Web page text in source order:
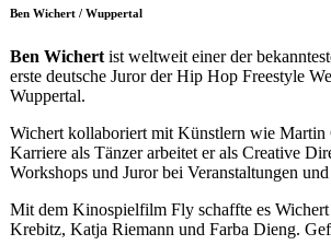
Ben Wichert / Wuppertal
Ben Wichert ist weltweit einer der
erste deutsche Juror der Hip Hop Freestyle
Wuppertal.
Wichert kollaboriert mit Künstlern wie Martin
Karriere als Tänzer arbeitet er als Creative
Workshops und Juror bei Veranstaltungen
Mit dem Kinospielfilm Fly schaffte es
Krebitz, Katja Riemann und Farba Dieng.